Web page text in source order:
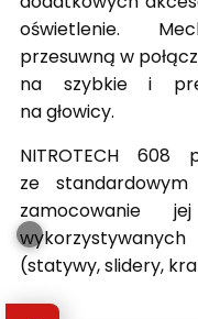
oświetlenie.
przesuwną w
na szybkie i
na głowicy.
NITROTECH
ze
zamocowanie
(statywy, slidery,